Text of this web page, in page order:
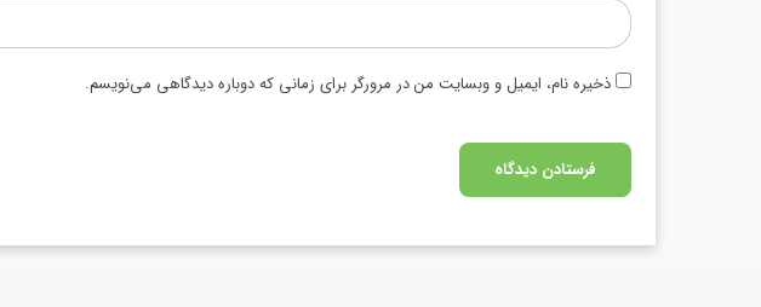
ذخیره نام، ایمیل و وبسایت من در مرورگر برای زمانی که دوباره دیدگاهی می‌نویسم.